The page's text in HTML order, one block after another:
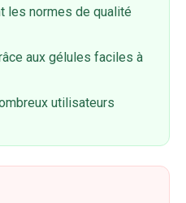
les normes de qualité
aux gélules faciles à
utilisateurs